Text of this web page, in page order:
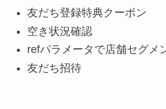
友だち登録特典クーポン
空き状況確認
refパラメータで店舗セグメ
友だち招待